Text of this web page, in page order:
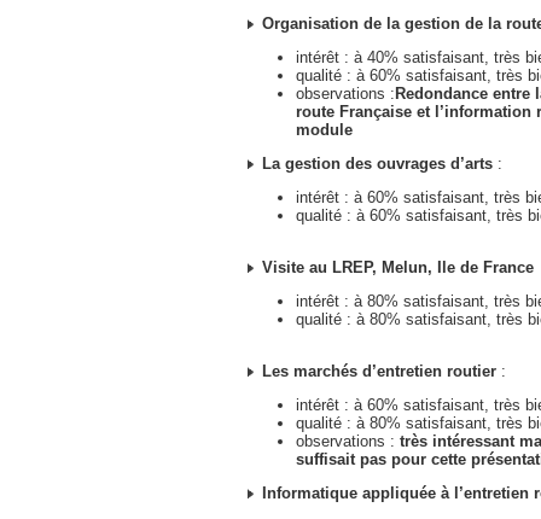
Organisation de la gestion de la
intérêt : à 40% satisfaisant, très
qualité : à 60% satisfaisant, très
observations : Redondance entre
route Française et l’information
module
La gestion des ouvrages d’arts :
intérêt : à 60% satisfaisant, très
qualité : à 60% satisfaisant, très
Visite au LREP, Melun, Ile de France
intérêt : à 80% satisfaisant, très
qualité : à 80% satisfaisant, très
Les marchés d’entretien routier :
intérêt : à 60% satisfaisant, très
qualité : à 80% satisfaisant, très
observations : très intéressant
suffisait pas pour cette
Informatique appliquée à l’entretien